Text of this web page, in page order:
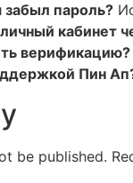
забыл пароль?
кабинет
верификацию?
Пин
be published.